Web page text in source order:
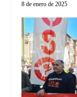
8 de enero de 2025